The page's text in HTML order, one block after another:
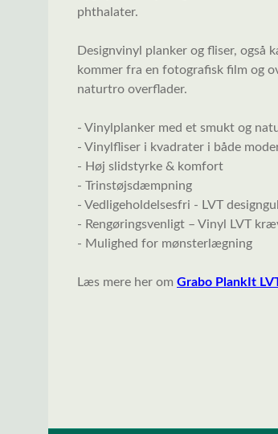
phthalater.
Designvinyl planker og fliser, også
kommer fra en fotografisk film og
naturtro overflader.
- Vinylplanker med et smukt og
- Vinylfliser i kvadrater i både
- Høj slidstyrke & komfort
- Trinstøjsdæmpning
- Vedligeholdelsesfri - LVT
- Rengøringsvenligt – Vinyl LVT
- Mulighed for mønsterlægning
Læs mere her om Grabo PlankIt